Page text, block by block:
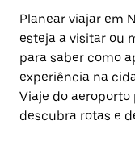
Planear viajar em
esteja a visitar ou
para saber como
experiência na
Viaje do aeroporto
descubra rotas e